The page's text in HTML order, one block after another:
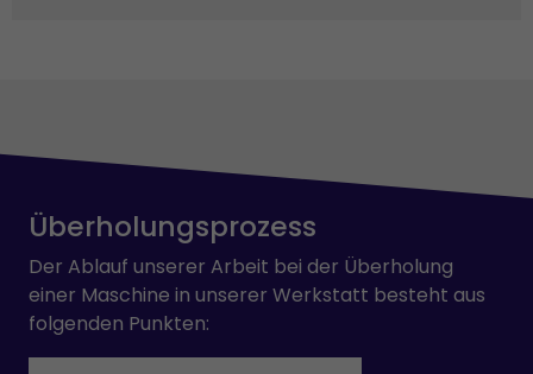
Überholungsprozess
Der Ablauf unserer Arbeit bei der Überholung
einer Maschine in unserer Werkstatt besteht aus
folgenden Punkten: